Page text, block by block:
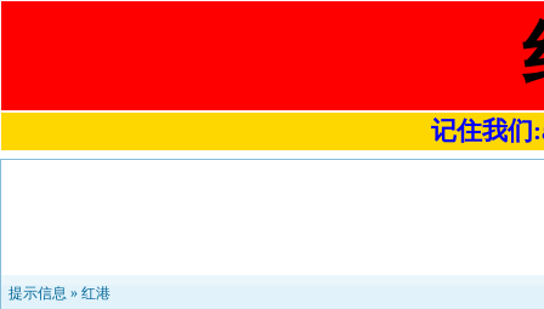
记住我们
提示信息 » 红港